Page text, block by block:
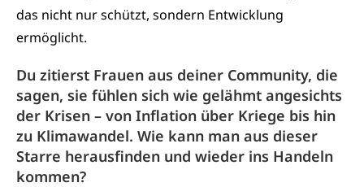
das nicht nur schützt, sondern Entwicklung
ermöglicht.
Du zitierst Frauen aus deiner Community, die
sagen, sie fühlen sich wie gelähmt angesichts
der Krisen – von Inflation über Kriege bis hin
zu Klimawandel. Wie kann man aus dieser
Starre herausfinden und wieder ins Handeln
kommen?